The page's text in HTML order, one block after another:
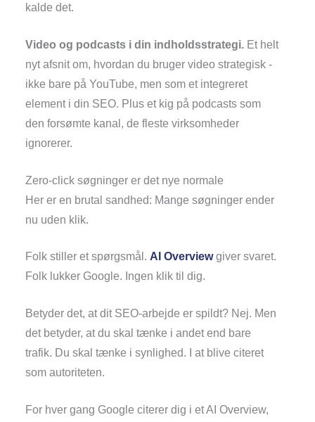
kalde det.
Video og podcasts i din indholdsstrategi. Et helt
nyt afsnit om, hvordan du bruger video strategisk -
ikke bare på YouTube, men som et integreret
element i din SEO. Plus et kig på podcasts som
den forsømte kanal, de fleste virksomheder
ignorerer.
Zero-click søgninger er det nye normale
Her er en brutal sandhed: Mange søgninger ender
nu uden klik.
Folk stiller et spørgsmål. AI Overviewgiver svaret.
Folk lukker Google. Ingen klik til dig.
Betyder det, at dit SEO-arbejde er spildt? Nej. Men
det betyder, at du skal tænke i andet end bare
trafik. Du skal tænke i synlighed. I at blive citeret
som autoriteten.
For hver gang Google citerer dig i et AI Overview,